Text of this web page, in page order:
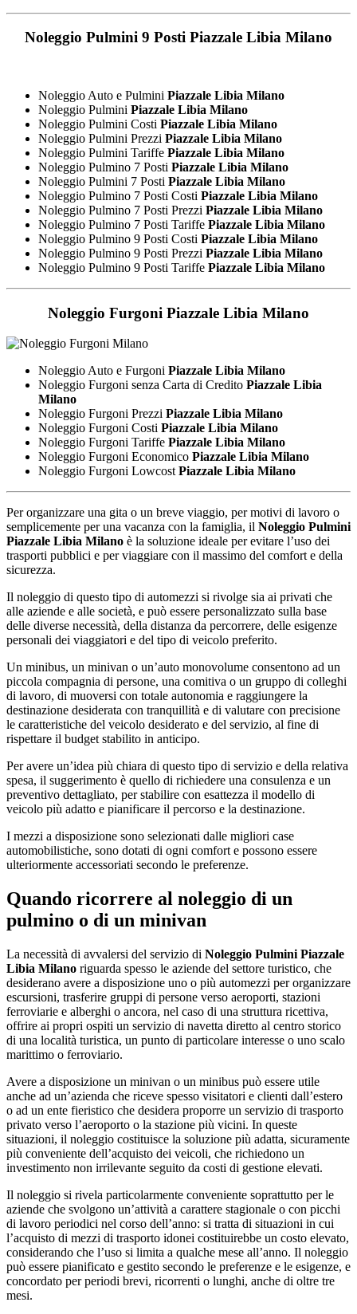
Noleggio Pulmini 9 Posti Piazzale Libia Milano
Noleggio Auto e Pulmini Piazzale Libia Milano
Noleggio Pulmini Piazzale Libia Milano
Noleggio Pulmini Costi Piazzale Libia Milano
Noleggio Pulmini Prezzi Piazzale Libia Milano
Noleggio Pulmini Tariffe Piazzale Libia Milano
Noleggio Pulmino 7 Posti Piazzale Libia Milano
Noleggio Pulmini 7 Posti Piazzale Libia Milano
Noleggio Pulmino 7 Posti Costi Piazzale Libia Milano
Noleggio Pulmino 7 Posti Prezzi Piazzale Libia Milano
Noleggio Pulmino 7 Posti Tariffe Piazzale Libia Milano
Noleggio Pulmino 9 Posti Costi Piazzale Libia Milano
Noleggio Pulmino 9 Posti Prezzi Piazzale Libia Milano
Noleggio Pulmino 9 Posti Tariffe Piazzale Libia Milano
Noleggio Furgoni Piazzale Libia Milano
Noleggio Auto e Furgoni Piazzale Libia Milano
Noleggio Furgoni senza Carta di Credito Piazzale Libia
Milano
Noleggio Furgoni Prezzi Piazzale Libia Milano
Noleggio Furgoni Costi Piazzale Libia Milano
Noleggio Furgoni Tariffe Piazzale Libia Milano
Noleggio Furgoni Economico Piazzale Libia Milano
Noleggio Furgoni LowcostPiazzale Libia Milano
Per organizzare una gita o un breve viaggio, per motivi di lavoro o
semplicemente per una vacanza con la famiglia, il Noleggio Pulmini
Piazzale Libia Milano è la soluzione ideale per evitare l’uso dei
trasporti pubblici e per viaggiare con il massimo del comfort e della
sicurezza.
Il noleggio di questo tipo di automezzi si rivolge sia ai privati che
alle aziende e alle società, e può essere personalizzato sulla base
delle diverse necessità, della distanza da percorrere, delle esigenze
personali dei viaggiatori e del tipo di veicolo preferito.
Un minibus, un minivan o un’auto monovolume consentono ad un
piccola compagnia di persone, una comitiva o un gruppo di colleghi
di lavoro, di muoversi con totale autonomia e raggiungere la
destinazione desiderata con tranquillità e di valutare con precisione
le caratteristiche del veicolo desiderato e del servizio, al fine di
rispettare il budget stabilito in anticipo.
Per avere un’idea più chiara di questo tipo di servizio e della relativa
spesa, il suggerimento è quello di richiedere una consulenza e un
preventivo dettagliato, per stabilire con esattezza il modello di
veicolo più adatto e pianificare il percorso e la destinazione.
I mezzi a disposizione sono selezionati dalle migliori case
automobilistiche, sono dotati di ogni comfort e possono essere
ulteriormente accessoriati secondo le preferenze.
Quando ricorrere al noleggio di un
pulmino o di un minivan
La necessità di avvalersi del servizio di Noleggio Pulmini Piazzale
Libia Milano riguarda spesso le aziende del settore turistico, che
desiderano avere a disposizione uno o più automezzi per organizzare
escursioni, trasferire gruppi di persone verso aeroporti, stazioni
ferroviarie e alberghi o ancora, nel caso di una struttura ricettiva,
offrire ai propri ospiti un servizio di navetta diretto al centro storico
di una località turistica, un punto di particolare interesse o uno scalo
marittimo o ferroviario.
Avere a disposizione un minivan o un minibus può essere utile
anche ad un’azienda che riceve spesso visitatori e clienti dall’estero
o ad un ente fieristico che desidera proporre un servizio di trasporto
privato verso l’aeroporto o la stazione più vicini. In queste
situazioni, il noleggio costituisce la soluzione più adatta, sicuramente
più conveniente dell’acquisto dei veicoli, che richiedono un
investimento non irrilevante seguito da costi di gestione elevati.
Il noleggio si rivela particolarmente conveniente soprattutto per le
aziende che svolgono un’attività a carattere stagionale o con picchi
di lavoro periodici nel corso dell’anno: si tratta di situazioni in cui
l’acquisto di mezzi di trasporto idonei costituirebbe un costo elevato,
considerando che l’uso si limita a qualche mese all’anno. Il noleggio
può essere pianificato e gestito secondo le preferenze e le esigenze, e
concordato per periodi brevi, ricorrenti o lunghi, anche di oltre tre
mesi.